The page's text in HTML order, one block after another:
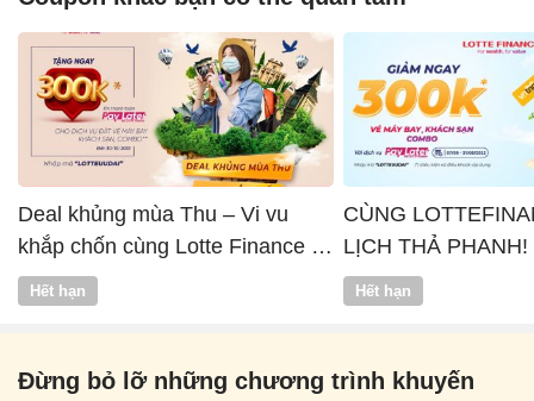
Deal khủng mùa Thu – Vi vu
khắp chốn cùng Lotte Finance x
Vntrip
Hết hạn
CÙNG
LỊCH THẢ PHANH!
Hết hạn
Đừng bỏ lỡ những chương trình khuyến